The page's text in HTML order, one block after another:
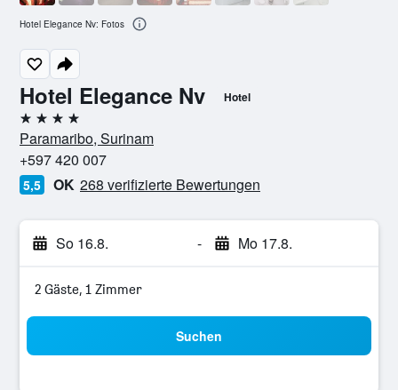
Hotel Elegance Nv Hotel
4 Sterne
Paramaribo, Surinam
+597 420 007
5,5 OK 268 verifizierte Bewertungen
So 16.8. - Mo 17.8.
2 Gäste, 1 Zimmer
Suchen
Hotel Elegance Nv: Fotos